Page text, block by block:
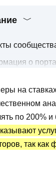
о
и
на
по 200% и
так как